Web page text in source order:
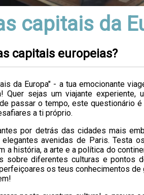
capitais da
capitais europeias?
da Europa" - a tua emocionante
Quer sejas um viajante experiente,
passar o tempo, este questionário
a ti próprio.
por detrás das cidades mais
avenidas de Paris. Testa
a história, a arte e a política do
sobre diferentes culturas e pontos
os teus conhecimentos